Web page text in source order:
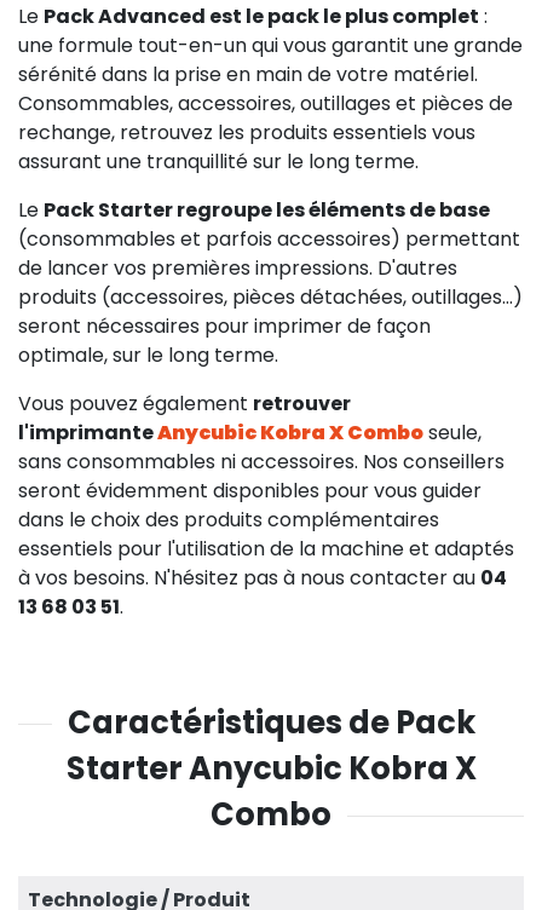
45,75 €HT
Le Pack Advanced est le pack le plus complet :
une formule tout-en-un qui vous garantit une grande
sérénité dans la prise en main de votre matériel.
Consommables, accessoires, outillages et pièces de
rechange, retrouvez les produits essentiels vous
assurant une tranquillité sur le long terme.
Le Pack Starter regroupe les éléments de base
(consommables et parfois accessoires) permettant
de lancer vos premières impressions. D'autres
produits (accessoires, pièces détachées, outillages...)
seront nécessaires pour imprimer de façon
optimale, sur le long terme.
Vous pouvez également retrouver
l'imprimanteAnycubic Kobra X Comboseule,
sans consommables ni accessoires. Nos conseillers
seront évidemment disponibles pour vous guider
dans le choix des produits complémentaires
essentiels pour l'utilisation de la machine et adaptés
à vos besoins. N'hésitez pas à nous contacter au 04
13 68 03 51.
Caractéristiques de Pack
Starter Anycubic Kobra X
Combo
Technologie / Produit